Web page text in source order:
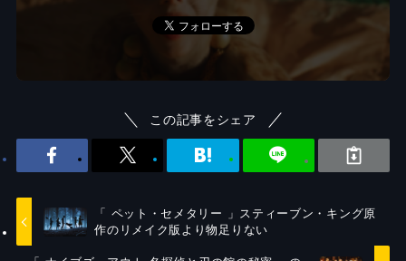
この記事をシェア
「 ペット・セメタリー 」スティーブン・キング原
作のリメイク版より物足りない